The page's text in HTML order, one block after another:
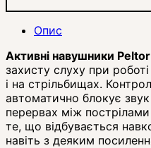
Опис
Активні навушники
захисту слуху при
і на стрільбищах.
автоматично блокує
перервах між
те, що відбувається
навіть з деяким